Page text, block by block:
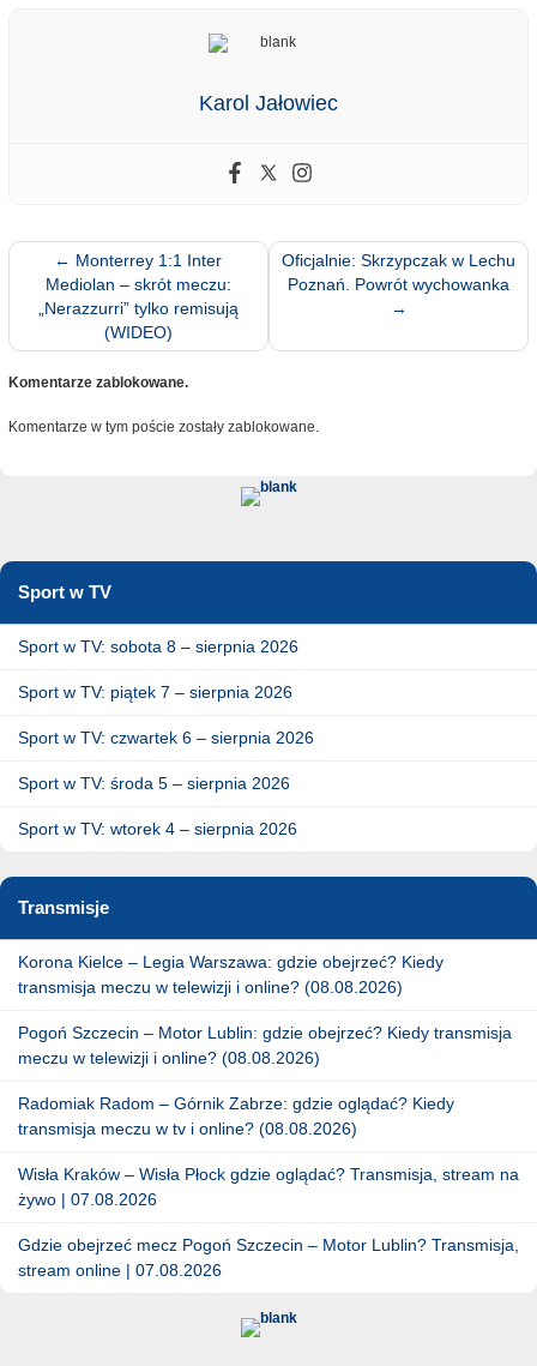
Karol Jałowiec
← Monterrey 1:1 Inter
Mediolan – skrót meczu:
„Nerazzurri” tylko remisują
(WIDEO)
Oficjalnie: Skrzypczak w Lechu
Poznań. Powrót wychowanka
→
Komentarze zablokowane.
Komentarze w tym poście zostały zablokowane.
Sport w TV
Sport w TV: sobota 8 – sierpnia 2026
Sport w TV: piątek 7 – sierpnia 2026
Sport w TV: czwartek 6 – sierpnia 2026
Sport w TV: środa 5 – sierpnia 2026
Sport w TV: wtorek 4 – sierpnia 2026
Transmisje
Korona Kielce – Legia Warszawa: gdzie obejrzeć? Kiedy
transmisja meczu w telewizji i online? (08.08.2026)
Pogoń Szczecin – Motor Lublin: gdzie obejrzeć? Kiedy transmisja
meczu w telewizji i online? (08.08.2026)
Radomiak Radom – Górnik Zabrze: gdzie oglądać? Kiedy
transmisja meczu w tv i online? (08.08.2026)
Wisła Kraków – Wisła Płock gdzie oglądać? Transmisja, stream na
żywo | 07.08.2026
Gdzie obejrzeć mecz Pogoń Szczecin – Motor Lublin? Transmisja,
stream online | 07.08.2026